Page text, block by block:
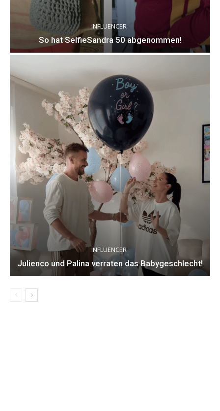
INFLUENCER
So hat SelfieSandra 50 abgenommen!
INFLUENCER
Julienco und Palina verraten das Babygeschlecht!